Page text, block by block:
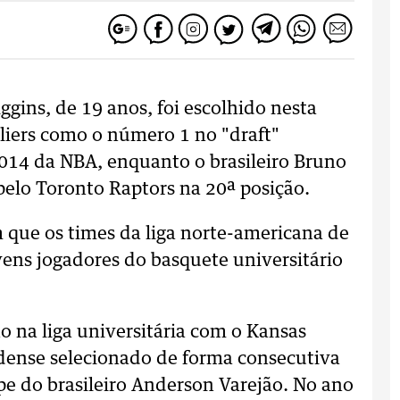
de 19 anos, foi escolhido nesta
como o número 1 no "draft"
da NBA, enquanto o brasileiro Bruno
Toronto Raptors na 20ª posição.
os times da liga norte-americana de
jogadores do basquete universitário
na liga universitária com o Kansas
selecionado de forma consecutiva
do brasileiro Anderson Varejão. No ano